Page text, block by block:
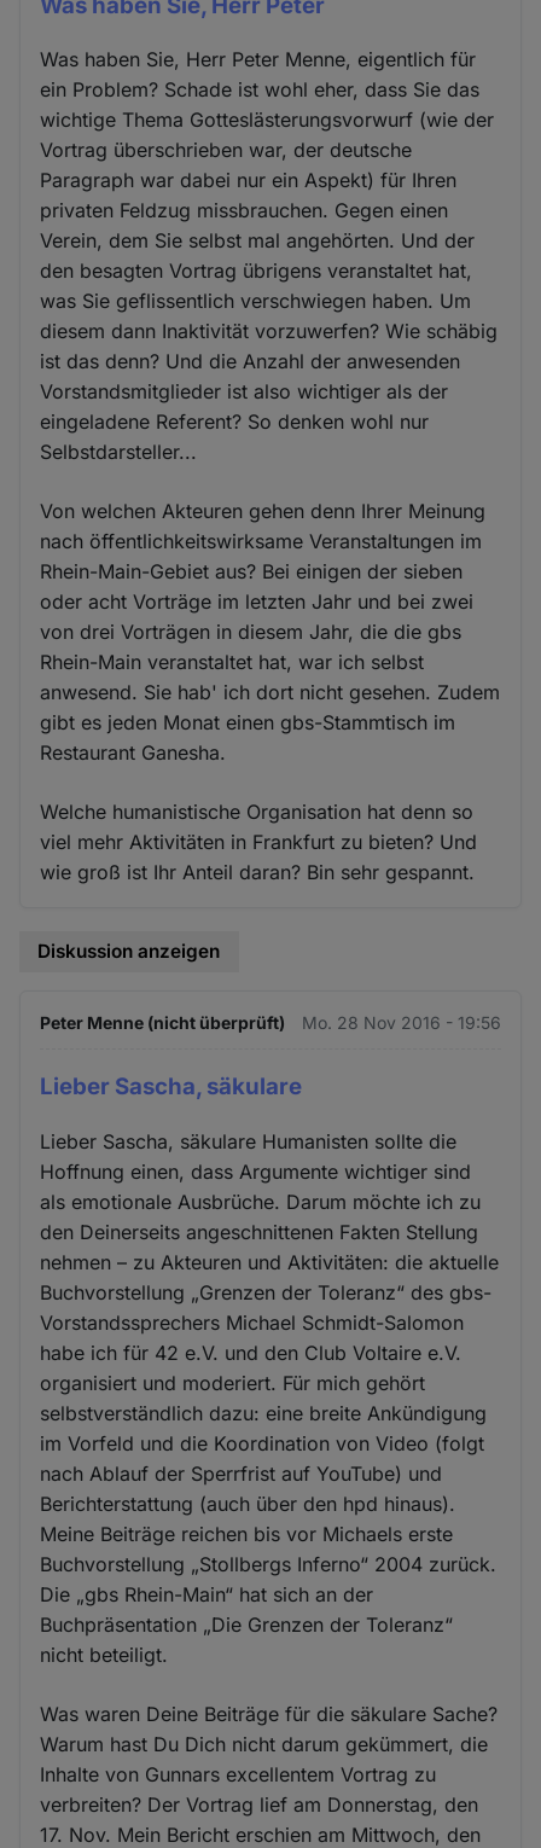
‎Was haben Sie, Herr Peter Menne, eigentlich für
ein Problem? Schade ist wohl eher, dass Sie das
wichtige Thema Gotteslästerungsvorwurf (wie der
Vortrag überschrieben war, der deutsche
Paragraph war dabei nur ein Aspekt) für Ihren
privaten Feldzug missbrauchen. Gegen einen
Verein, dem Sie selbst mal angehörten. Und der
den besagten Vortrag übrigens veranstaltet hat,
was Sie geflissentlich verschwiegen haben. Um
diesem dann Inaktivität vorzuwerfen? Wie schäbig
ist das denn? Und die Anzahl der anwesenden
Vorstandsmitglieder ist also wichtiger als der
eingeladene Referent? So denken wohl nur
Selbstdarsteller...
Von welchen Akteuren gehen denn Ihrer Meinung
nach öffentlichkeitswirksame Veranstaltungen im
Rhein-Main-Gebiet aus? Bei einigen der sieben
oder acht Vorträge im letzten Jahr und bei zwei
von drei Vorträgen in diesem Jahr, die die gbs
Rhein-Main veranstaltet hat, war ich selbst
anwesend. Sie hab' ich dort nicht gesehen. Zudem
gibt es jeden Monat einen gbs-Stammtisch im
Restaurant Ganesha.
Welche humanistische Organisation hat denn so
viel mehr Aktivitäten in Frankfurt zu bieten? Und
wie groß ist Ihr Anteil daran? Bin sehr gespannt.
Diskussion anzeigen
Peter Menne (nicht überprüft) Mo. 28 Nov 2016 - 19:56
Lieber Sascha, säkulare
Lieber Sascha, säkulare Humanisten sollte die
Hoffnung einen, dass Argumente wichtiger sind
als emotionale Ausbrüche. Darum möchte ich zu
den Deinerseits angeschnittenen Fakten Stellung
nehmen – zu Akteuren und Aktivitäten: die aktuelle
Buchvorstellung „Grenzen der Toleranz“ des gbs-
Vorstandssprechers Michael Schmidt-Salomon
habe ich für 42 e.V. und den Club Voltaire e.V.
organisiert und moderiert. Für mich gehört
selbstverständlich dazu: eine breite Ankündigung
im Vorfeld und die Koordination von Video (folgt
nach Ablauf der Sperrfrist auf YouTube) und
Berichterstattung (auch über den hpd hinaus).
Meine Beiträge reichen bis vor Michaels erste
Buchvorstellung „Stollbergs Inferno“ 2004 zurück.
Die „gbs Rhein-Main“ hat sich an der
Buchpräsentation „Die Grenzen der Toleranz“
nicht beteiligt.
Was waren Deine Beiträge für die säkulare Sache?
Warum hast Du Dich nicht darum gekümmert, die
Inhalte von Gunnars excellentem Vortrag zu
verbreiten? Der Vortrag lief am Donnerstag, den
17. Nov. Mein Bericht erschien am Mittwoch, den